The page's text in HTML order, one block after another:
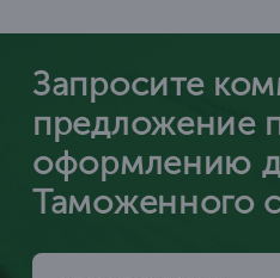
Запросите
предложение
оформлению
Таможенного